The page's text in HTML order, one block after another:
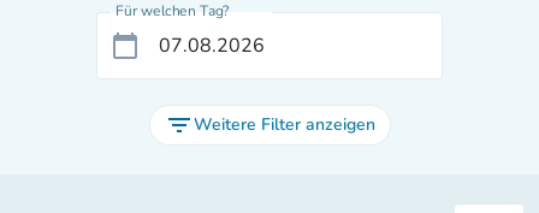
Für welchen Tag?
calendar_today
filter_listWeitere Filter anzeigen